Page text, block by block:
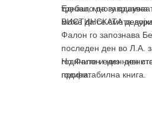
требало да
може да се смета
Еднаш, многу
ВИСТИНСКАТА
Фалон го запознава
последен ден во Л.А.
годините и низ
година.
Но Фалон еден ден
профитабилна книга.